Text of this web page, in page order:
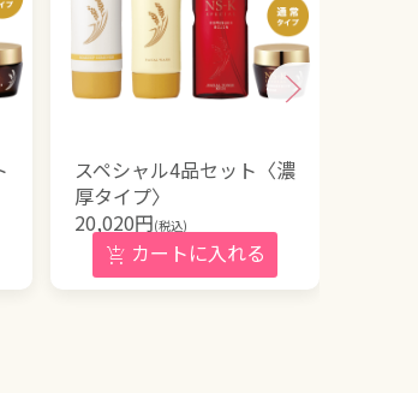
スペシャル4品セット〈濃
厚タイプ〉
20,020円(税込)